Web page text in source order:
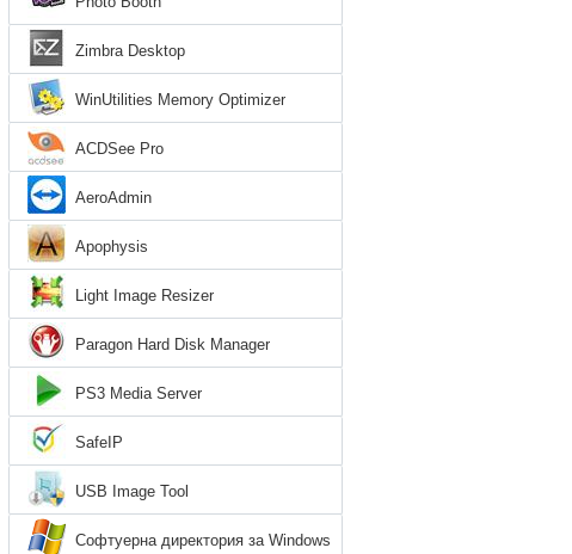
Zimbra Desktop
WinUtilities Memory Optimizer
ACDSee Pro
AeroAdmin
Apophysis
Light Image Resizer
Paragon Hard Disk Manager
PS3 Media Server
SafeIP
USB Image Tool
Софтуерна директория за Windows